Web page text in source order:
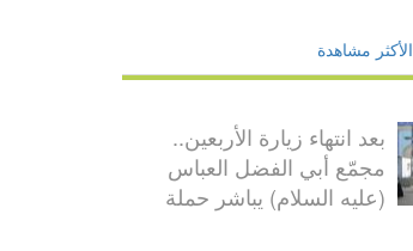
الأكثر مشاهدة
بعد انتهاء زيارة الأربعين..
مجمّع أبي الفضل العباس
(عليه السلام) يباشر حملة